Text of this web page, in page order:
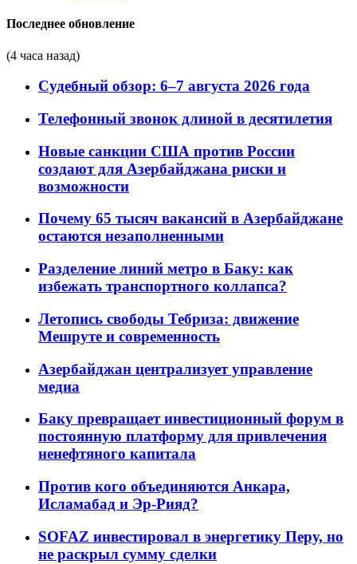
Последнее обновление
(4 часа назад)
Судебный обзор: 6–7 августа 2026 года
Телефонный звонок длиной в десятилетия
Новые санкции США против России
создают для Азербайджана риски и
возможности
Почему 65 тысяч вакансий в Азербайджане
остаются незаполненными
Разделение линий метро в Баку: как
избежать транспортного коллапса?
Летопись свободы Тебриза: движение
Мешруте и современность
Азербайджан централизует управление
медиа
Баку превращает инвестиционный форум в
постоянную платформу для привлечения
ненефтяного капитала
Против кого объединяются Анкара,
Исламабад и Эр-Рияд?
SOFAZ инвестировал в энергетику Перу, но
не раскрыл сумму сделки